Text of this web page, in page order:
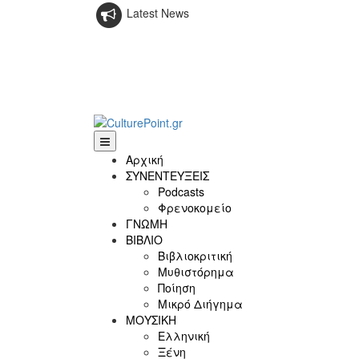
Latest News
Αρχική
ΣΥΝΕΝΤΕΥΞΕΙΣ
Podcasts
Φρενοκομείο
ΓΝΩΜΗ
ΒΙΒΛΙΟ
Βιβλιοκριτική
Μυθιστόρημα
Ποίηση
Μικρό Διήγημα
ΜΟΥΣΙΚΗ
Ελληνική
Ξένη